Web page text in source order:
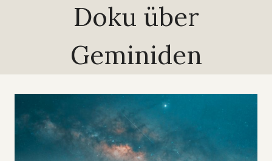
Doku über
Geminiden